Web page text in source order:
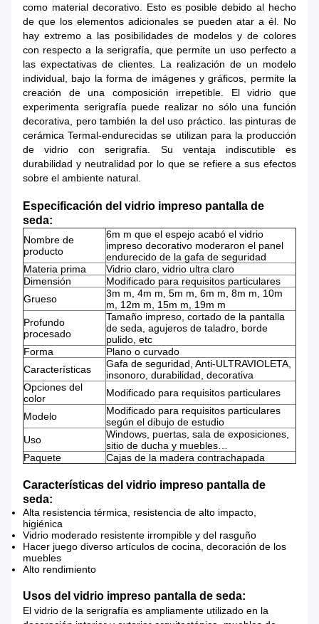
como material decorativo. Esto es posible debido al hecho
de que los elementos adicionales se pueden atar a él. No
hay extremo a las posibilidades de modelos y de colores
con respecto a la serigrafía, que permite un uso perfecto a
las expectativas de clientes. La realización de un modelo
individual, bajo la forma de imágenes y gráficos, permite la
creación de una composición irrepetible. El vidrio que
experimenta serigrafía puede realizar no sólo una función
decorativa, pero también la del uso práctico. las pinturas de
cerámica Termal-endurecidas se utilizan para la producción
de vidrio con serigrafía. Su ventaja indiscutible es
durabilidad y neutralidad por lo que se refiere a sus efectos
sobre el ambiente natural.
Especificación del vidrio impreso pantalla de
seda:
Nombre de
producto
6m m que el espejo acabó el vidrio
impreso decorativo moderaron el panel
endurecido de la gafa de seguridad
Materia prima
Vidrio claro, vidrio ultra claro
Dimensión
Modificado para requisitos particulares
Grueso
3m m, 4m m, 5m m, 6m m, 8m m, 10m
m, 12m m, 15m m, 19m m
Profundo
procesado
Tamaño impreso, cortado de la pantalla
de seda, agujeros de taladro, borde
pulido, etc
Forma
Plano o curvado
Características
Gafa de seguridad, Anti-ULTRAVIOLETA,
insonoro, durabilidad, decorativa
Opciones del
color
Modificado para requisitos particulares
Modelo
Modificado para requisitos particulares
según el dibujo de estudio
Uso
Windows, puertas, sala de exposiciones,
sitio de ducha y muebles…
Paquete
Cajas de la madera contrachapada
Características del vidrio impreso pantalla de
seda:
Alta resistencia térmica, resistencia de alto impacto,
higiénica
Vidrio moderado resistente irrompible y del rasguño
Hacer juego diverso artículos de cocina, decoración de los
muebles
Alto rendimiento
Usos del vidrio impreso pantalla de seda:
El vidrio de la serigrafía es ampliamente utilizado en la